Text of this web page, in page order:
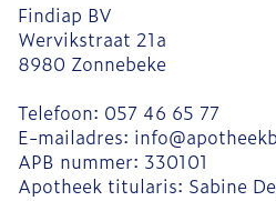
Findiap BV
Wervikstraat 21a
8980 Zonnebeke
Telefoon: 057 46 65 77
E-mailadres: info@
APB nummer: 330101
Apotheek titularis: Sabine